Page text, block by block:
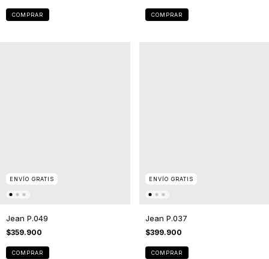
COMPRAR COMPRAR
ENVÍO GRATIS
Jean P.049
$359.900
COMPRAR
ENVÍO GRATIS
Jean P.037
$399.900
COMPRAR